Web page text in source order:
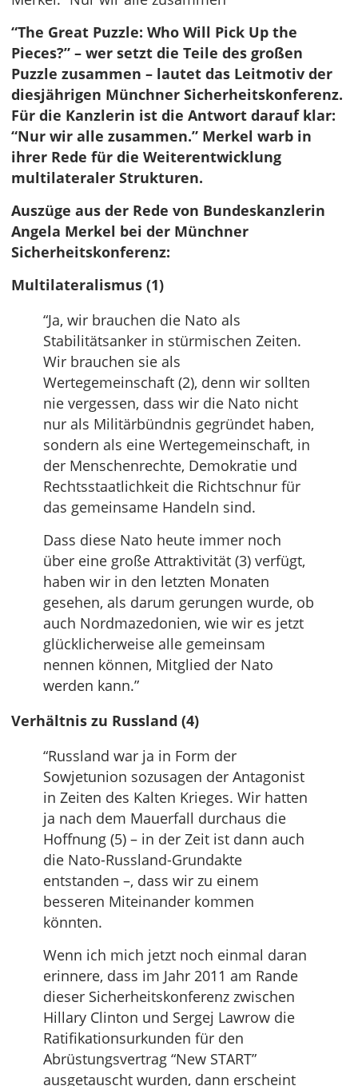
“The Great Puzzle: Who Will Pick Up the
Pieces?” – wer setzt die Teile des großen
Puzzle zusammen – lautet das Leitmotiv der
diesjährigen Münchner Sicherheitskonferenz.
Für die Kanzlerin ist die Antwort darauf klar:
“Nur wir alle zusammen.” Merkel warb in
ihrer Rede für die Weiterentwicklung
multilateraler Strukturen.
Auszüge aus der Rede von Bundeskanzlerin
Angela Merkel bei der Münchner
Sicherheitskonferenz:
Multilateralismus (1)
“Ja, wir brauchen die Nato als
Stabilitätsanker in stürmischen Zeiten.
Wir brauchen sie als
Wertegemeinschaft (2), denn wir sollten
nie vergessen, dass wir die Nato nicht
nur als Militärbündnis gegründet haben,
sondern als eine Wertegemeinschaft, in
der Menschenrechte, Demokratie und
Rechtsstaatlichkeit die Richtschnur für
das gemeinsame Handeln sind.
Dass diese Nato heute immer noch
über eine große Attraktivität (3) verfügt,
haben wir in den letzten Monaten
gesehen, als darum gerungen wurde, ob
auch Nordmazedonien, wie wir es jetzt
glücklicherweise alle gemeinsam
nennen können, Mitglied der Nato
werden kann.”
Verhältnis zu Russland (4)
“Russland war ja in Form der
Sowjetunion sozusagen der Antagonist
in Zeiten des Kalten Krieges. Wir hatten
ja nach dem Mauerfall durchaus die
Hoffnung (5) – in der Zeit ist dann auch
die Nato-Russland-Grundakte
entstanden –, dass wir zu einem
besseren Miteinander kommen
könnten.
Wenn ich mich jetzt noch einmal daran
erinnere, dass im Jahr 2011 am Rande
dieser Sicherheitskonferenz zwischen
Hillary Clinton und Sergej Lawrow die
Ratifikationsurkunden für den
Abrüstungsvertrag “New START”
ausgetauscht wurden, dann erscheint